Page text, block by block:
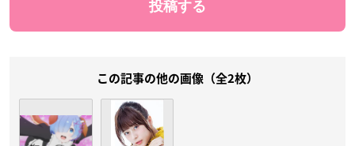
この記事の他の画像（全2枚）